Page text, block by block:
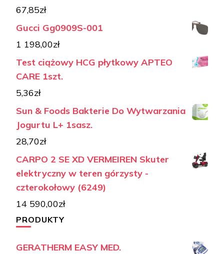
67,85zł
Gucci Gg0909S-001
1 198,00zł
Test ciążowy HCG płytkowy APTEO
CARE 1szt.
5,36zł
Sun & Foods Bakterie Do Wytwarzania
Jogurtu L+ 1sasz.
28,70zł
CARPO 2 SE XD VERMEIREN Skuter
elektryczny w teren górzysty -
czterokołowy (6249)
14 590,00zł
PRODUKTY
GERATHERM EASY MED.